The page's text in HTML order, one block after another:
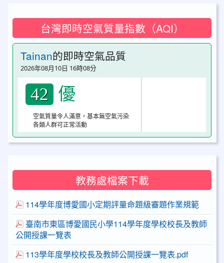
台灣即時空氣質量指數（AQI）
Tainan的即時空氣品質
2026年08月10日 16時08分
42 優
空氣質量令人滿意，基本無空氣污染
各類人群可正常活動
教務處檔案下載
114學年度博愛國小定期評量命題級審題作業規範
臺南市東區博愛國民小學114學年度學校校長及教師
公開授課一覽表
113學年度學校校長及教師公開授課一覽表.pdf